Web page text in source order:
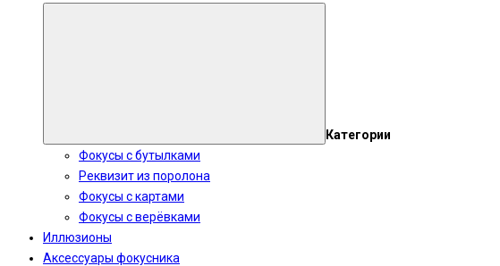
Категории
Фокусы с бутылками
Реквизит из поролона
Фокусы с картами
Фокусы с верёвками
Иллюзионы
Аксессуары фокусника